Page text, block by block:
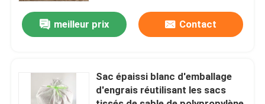
Demandez une citation
Pp cimentent des sacs
meilleur prix Contact
Sac épaissi blanc d'emballage
d'engrais réutilisant les sacs